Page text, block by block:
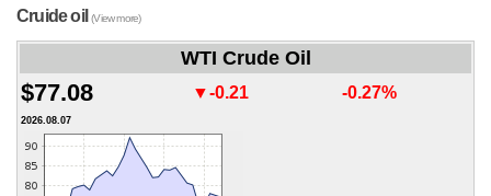
Cruide oil(View more)
WTI Crude Oil
$77.08 ▼-0.21 -0.27%
2026.08.07